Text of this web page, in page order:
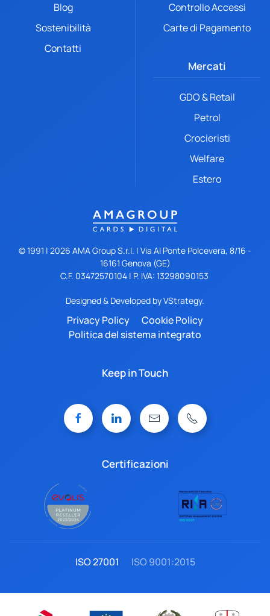
Blog
Sostenibilità
Contatti
Controllo Accessi
Carte di Pagamento
Mercati
GDO & Retail
Petrol
Crocieristi
Welfare
Estero
© 1991 | 2026 AMA Group S.r.l. | Via Al Ponte Polcevera, 8/16 -
16161 Genova (GE)
C.F. 03472570104 | P. IVA: 13298090153
Designed & Developed byVStrategy.
Privacy Policy
Cookie Policy
Politica del sistema integrato
Keep in Touch
Certificazioni
ISO 27001 ISO 9001:2015